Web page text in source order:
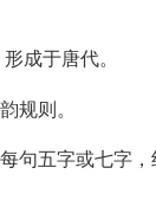
成于唐代。
规则。
句五字或七字